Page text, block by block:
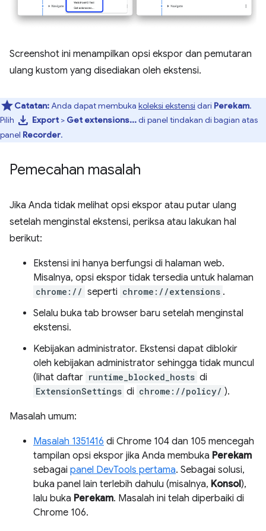
Screenshot ini menampilkan opsi ekspor dan pemutaran
ulang kustom yang disediakan oleh ekstensi.
Catatan:Anda dapat membuka koleksi ekstensi dari Perekam.
Pilih download Export > Get extensions...di panel tindakan di bagian atas
panel Recorder.
Pemecahan masalah
Jika Anda tidak melihat opsi ekspor atau putar ulang
setelah menginstal ekstensi, periksa atau lakukan hal
berikut:
Ekstensi ini hanya berfungsi di halaman web.
Misalnya, opsi ekspor tidak tersedia untuk halaman
chrome:// seperti chrome://extensions .
Selalu buka tab browser baru setelah menginstal
ekstensi.
Kebijakan administrator. Ekstensi dapat diblokir
oleh kebijakan administrator sehingga tidak muncul
(lihat daftar runtime_blocked_hosts di
ExtensionSettings di chrome://policy/ ).
Masalah umum:
Masalah 1351416 di Chrome 104 dan 105 mencegah
tampilan opsi ekspor jika Anda membuka Perekam
sebagai panel DevTools pertama. Sebagai solusi,
buka panel lain terlebih dahulu (misalnya, Konsol),
lalu buka Perekam. Masalah ini telah diperbaiki di
Chrome 106.